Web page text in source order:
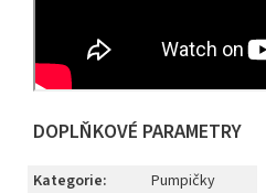
DOPLŇKOVÉ PARAMETRY
Kategorie:
Pumpičky